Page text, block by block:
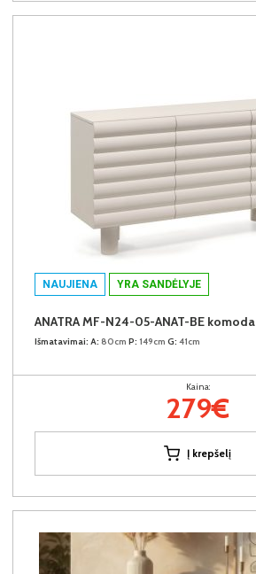
NAUJIENA YRA SANDĖLYJE
ANATRA MF-N24-05-ANAT-BE komoda
Išmatavimai: A: 80cm P: 149cm G: 41cm
Kaina:
279€
Į krepšelį